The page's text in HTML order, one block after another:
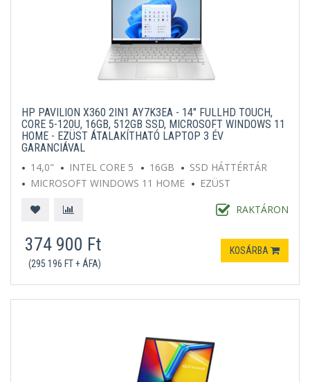
HP PAVILION X360 2IN1 AY7K3EA - 14" FULLHD TOUCH,
CORE 5-120U, 16GB, 512GB SSD, MICROSOFT WINDOWS 11
HOME - EZÜST ÁTALAKÍTHATÓ LAPTOP 3 ÉV
GARANCIÁVAL
14,0"
INTEL CORE 5 16GB
SSD HÁTTÉRTÁR
MICROSOFT WINDOWS 11 HOME
EZÜST
RAKTÁRON
374 900 Ft
(295 196 FT + ÁFA)
KOSÁRBA